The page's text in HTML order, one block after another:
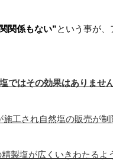
関係もない”という事が
ではその効果はありません
工され自然塩の販売が制
製塩が広くいきわたるよ